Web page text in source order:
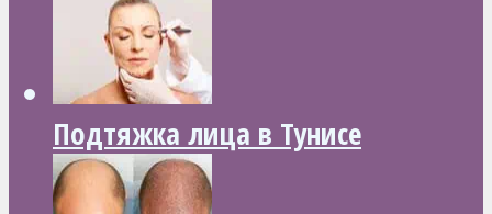
Подтяжка лица в Тунисе